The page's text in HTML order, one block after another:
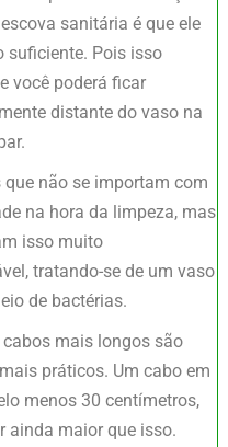
sanitária é que ele
suficiente. Pois isso
você poderá ficar
distante do vaso na
que não se importam com
na hora da limpeza, mas
isso muito
tratando-se de um vaso
de bactérias.
cabos mais longos são
práticos. Um cabo em
menos 30 centímetros,
ainda maior que isso.